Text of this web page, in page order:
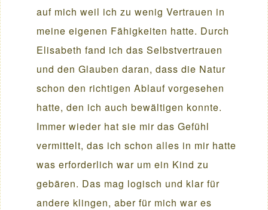
auf mich weil ich zu wenig Vertrauen in
meine eigenen Fähigkeiten hatte. Durch
Elisabeth fand ich das Selbstvertrauen
und den Glauben daran, dass die Natur
schon den richtigen Ablauf vorgesehen
hatte, den ich auch bewältigen konnte.
Immer wieder hat sie mir das Gefühl
vermittelt, das ich schon alles in mir hatte
was erforderlich war um ein Kind zu
gebären. Das mag logisch und klar für
andere klingen, aber für mich war es